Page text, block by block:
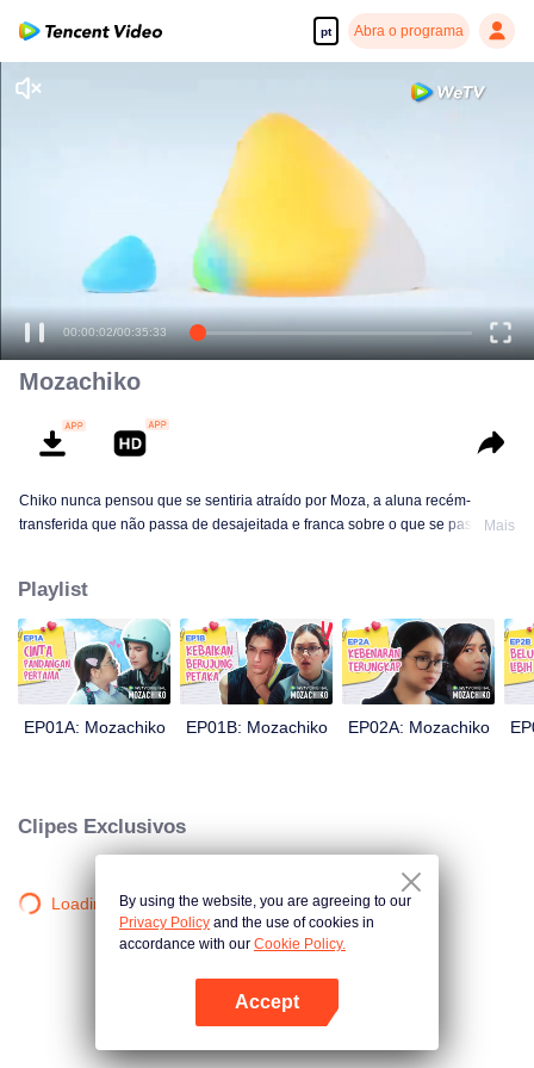
pt Abra o programa
Abra o programa
00:00:02/00:35:33
Mozachiko
Chiko nunca pensou que se sentiria atraído por Moza, a aluna recém-
transferida que não passa de desajeitada e franca sobre o que se passa em
toma, causando uma grande reviravolta na história: agora é Chiko quem a
persegue.
Mais
Playlist
EP01A: Mozachiko EP01B: Mozachiko EP02A: Mozachiko
Clipes Exclusivos
Loading…By using the website, you are agreeing to our
Privacy Policy and the use of cookies in
accordance with our Cookie Policy.
Accept